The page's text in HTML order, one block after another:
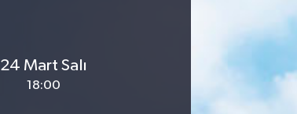
24 Mart Salı
18:00